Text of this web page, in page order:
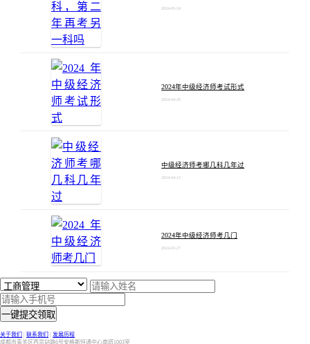
2024-05-24
2024年中级经济师考试形式
2024-04-29
中级经济师考哪几科几年过
2024-04-12
2024年中级经济师考几门
2024-03-27
一键提交领取
关于我们 联系我们
发展历程
成都市青羊区西货站路6号安格斯恒通中心南塔1003室